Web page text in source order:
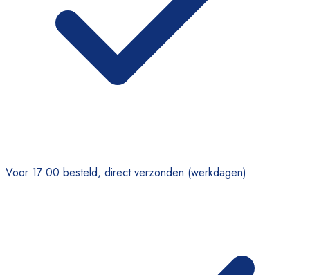
Voor 17:00 besteld, direct verzonden (werkdagen)